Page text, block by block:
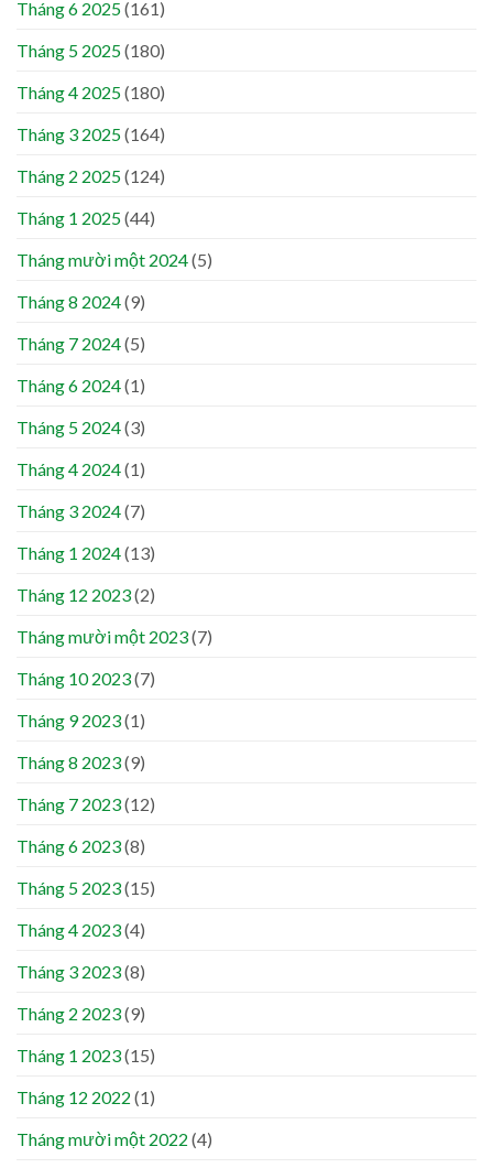
Tháng 6 2025(161)
Tháng 5 2025(180)
Tháng 4 2025(180)
Tháng 3 2025(164)
Tháng 2 2025(124)
Tháng 1 2025(44)
Tháng mười một 2024(5)
Tháng 8 2024(9)
Tháng 7 2024(5)
Tháng 6 2024(1)
Tháng 5 2024(3)
Tháng 4 2024(1)
Tháng 3 2024(7)
Tháng 1 2024(13)
Tháng 12 2023(2)
Tháng mười một 2023(7)
Tháng 10 2023(7)
Tháng 9 2023(1)
Tháng 8 2023(9)
Tháng 7 2023(12)
Tháng 6 2023(8)
Tháng 5 2023(15)
Tháng 4 2023(4)
Tháng 3 2023(8)
Tháng 2 2023(9)
Tháng 1 2023(15)
Tháng 12 2022 (1)
Tháng mười một 2022 (4)